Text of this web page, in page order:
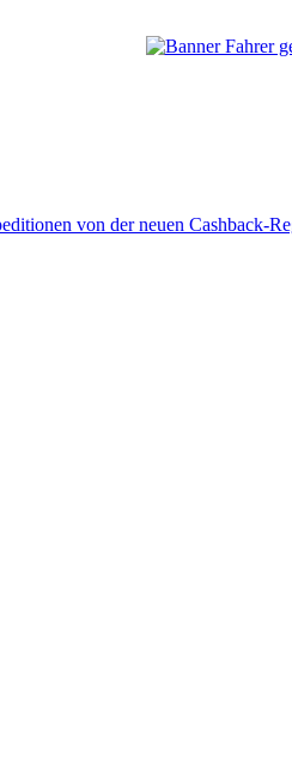
von der neuen Cashback-